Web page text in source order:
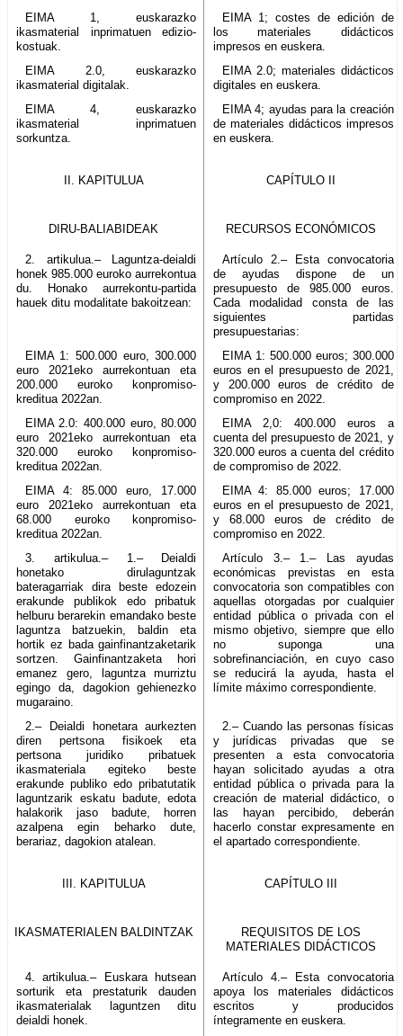
EIMA 1, euskarazko
ikasmaterial inprimatuen edizio-
kostuak.
EIMA 1; costes de edición de
los materiales didácticos
impresos en euskera.
EIMA 2.0, euskarazko
ikasmaterial digitalak.
EIMA 2.0; materiales didácticos
digitales en euskera.
EIMA 4, euskarazko
ikasmaterial inprimatuen
sorkuntza.
EIMA 4; ayudas para la creación
de materiales didácticos impresos
en euskera.
II. KAPITULUA CAPÍTULO II
DIRU-BALIABIDEAK RECURSOS ECONÓMICOS
2. artikulua.– Laguntza-deialdi
honek 985.000 euroko aurrekontua
du. Honako aurrekontu-partida
hauek ditu modalitate bakoitzean:
Artículo 2.– Esta convocatoria
de ayudas dispone de un
presupuesto de 985.000 euros.
Cada modalidad consta de las
siguientes partidas
presupuestarias:
EIMA 1: 500.000 euro, 300.000
euro 2021eko aurrekontuan eta
200.000 euroko konpromiso-
kreditua 2022an.
EIMA 1: 500.000 euros; 300.000
euros en el presupuesto de 2021,
y 200.000 euros de crédito de
compromiso en 2022.
EIMA 2.0: 400.000 euro, 80.000
euro 2021eko aurrekontuan eta
320.000 euroko konpromiso-
kreditua 2022an.
EIMA 2,0: 400.000 euros a
cuenta del presupuesto de 2021, y
320.000 euros a cuenta del crédito
de compromiso de 2022.
EIMA 4: 85.000 euro, 17.000
euro 2021eko aurrekontuan eta
68.000 euroko konpromiso-
kreditua 2022an.
EIMA 4: 85.000 euros; 17.000
euros en el presupuesto de 2021,
y 68.000 euros de crédito de
compromiso en 2022.
3. artikulua.– 1.– Deialdi
honetako dirulaguntzak
bateragarriak dira beste edozein
erakunde publikok edo pribatuk
helburu berarekin emandako beste
laguntza batzuekin, baldin eta
hortik ez bada gainfinantzaketarik
sortzen. Gainfinantzaketa hori
emanez gero, laguntza murriztu
egingo da, dagokion gehienezko
mugaraino.
Artículo 3.– 1.– Las ayudas
económicas previstas en esta
convocatoria son compatibles con
aquellas otorgadas por cualquier
entidad pública o privada con el
mismo objetivo, siempre que ello
no suponga una
sobrefinanciación, en cuyo caso
se reducirá la ayuda, hasta el
límite máximo correspondiente.
2.– Deialdi honetara aurkezten
diren pertsona fisikoek eta
pertsona juridiko pribatuek
ikasmateriala egiteko beste
erakunde publiko edo pribatutatik
laguntzarik eskatu badute, edota
halakorik jaso badute, horren
azalpena egin beharko dute,
berariaz, dagokion atalean.
2.– Cuando las personas físicas
y jurídicas privadas que se
presenten a esta convocatoria
hayan solicitado ayudas a otra
entidad pública o privada para la
creación de material didáctico, o
las hayan percibido, deberán
hacerlo constar expresamente en
el apartado correspondiente.
III. KAPITULUA CAPÍTULO III
IKASMATERIALEN BALDINTZAK
REQUISITOS DE LOS
MATERIALES DIDÁCTICOS
4. artikulua.– Euskara hutsean
sorturik eta prestaturik dauden
ikasmaterialak laguntzen ditu
deialdi honek.
Artículo 4.– Esta convocatoria
apoya los materiales didácticos
escritos y producidos
íntegramente en euskera.